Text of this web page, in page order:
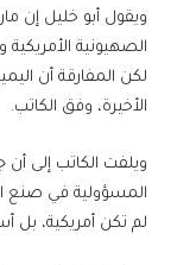
ويقول أبو خليل إن
الصهيونية الأمريكية
لكن المفارقة أن
الأخيرة، وفق الكاتب.
ويلفت الكاتب إلى
المسؤولية في صنع
لم تكن أمريكية، بل